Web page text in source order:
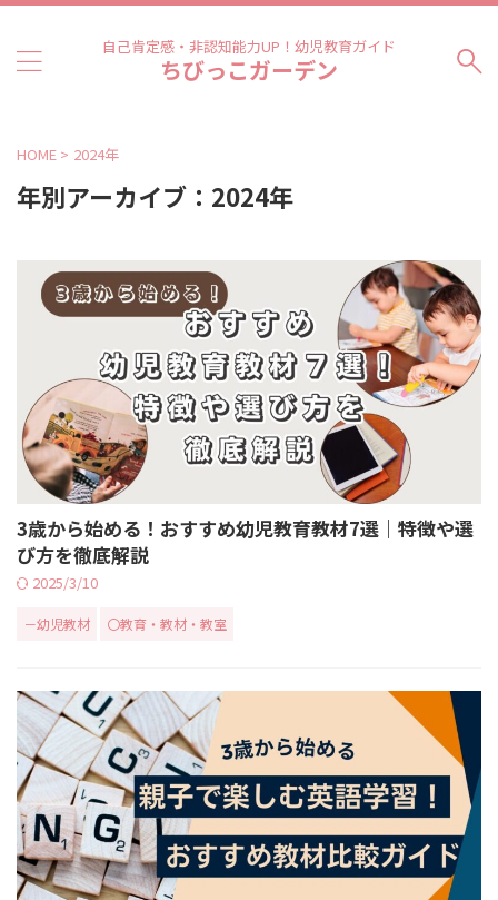
自己肯定感・非認知能力UP！幼児教育ガイド
ちびっこガーデン
HOME > 2024年
年別アーカイブ：2024年
3歳から始める！おすすめ幼児教育教材7選｜特徴や選
び方を徹底解説
2025/3/10
－幼児教材 〇教育・教材・教室